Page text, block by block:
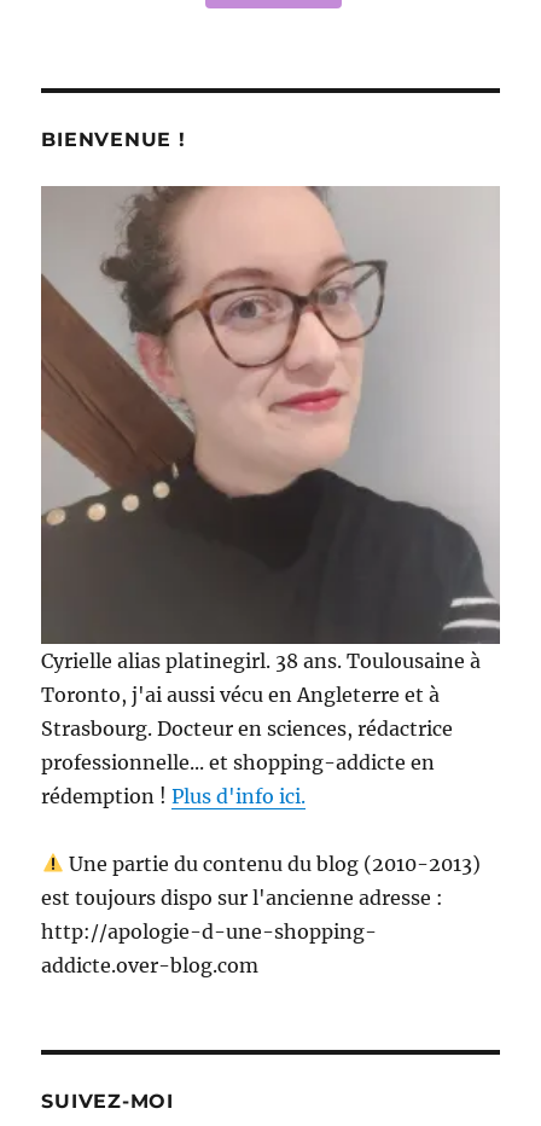
BIENVENUE !
Cyrielle alias platinegirl. 38 ans. Toulousaine à
Toronto, j'ai aussi vécu en Angleterre et à
Strasbourg. Docteur en sciences, rédactrice
professionnelle... et shopping-addicte en
rédemption !Plus d'info ici.
Une partie du contenu du blog (2010-2013)
est toujours dispo sur l'ancienne adresse :
http://apologie-d-une-shopping-
addicte.over-blog.com
SUIVEZ-MOI